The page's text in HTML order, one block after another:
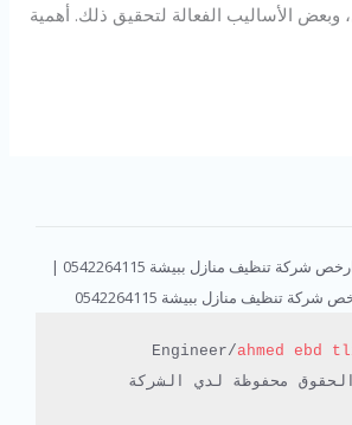
وبعض الأساليب الفعالة لتحقيق ذلك. أهمية
Copyright © 2026 ارخص شركة تنظيف منازل ببيشة 0542264115 |
Engineer/ahmed ebd
محفوظة لدي الشركة